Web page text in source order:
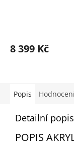
8 399 Kč
Popis
Detailní
POPIS